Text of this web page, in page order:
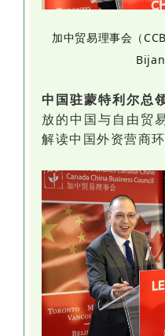
加中贸易理事会（
中国驻蒙特利尔总
放的中国与自由贸
解读中国外资营商